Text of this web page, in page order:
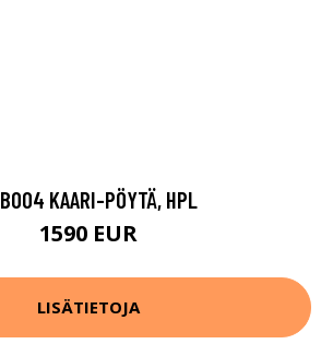
KAARI-PÖYTÄ, HPL
1590 EUR
LISÄTIETOJA